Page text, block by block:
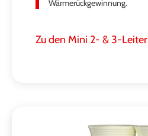
Wärmerückgewinnung.
Zu den Mini 2- & 3-Leiter